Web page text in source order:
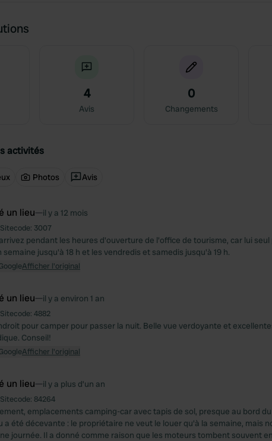
4
Avis
0
Changements
activités
Photos Avis
un lieu—il y a 12 mois
Sitecode: 3007
pendant les heures d'ouverture de l'office de tourisme, car lui seul
semaine jusqu'à 18 h et les vendredis et samedis jusqu'à 19 h.
Afficher l'original
un lieu—il y a environ 1 an
Sitecode: 4882
pour camper pour passer la nuit. Belle vue verdoyante et
Conseil!
Afficher l'original
un lieu—il y a plus d’un an
Sitecode: 84264
emplacements camping-car avec tapis de sol, presque au bord
a été décevante : le propriétaire ne veut le louer qu'à la semaine, mais
journée. Il a donné comme raison que les moteurs tombent souvent